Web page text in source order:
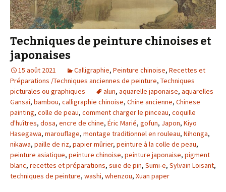
Techniques de peinture chinoises et
japonaises
15 août 2021 Calligraphie, Peinture chinoise, Recettes et
Préparations /Techniques anciennes de peinture, Techniques
picturales ou graphiques
alun, aquarelle japonaise, aquarelles
Gansai, bambou, calligraphie chinoise, Chine ancienne, Chinese
painting, colle de peau, comment charger le pinceau, coquille
d'huîtres, dosa, encre de chine, Éric Marié, gofun, Japon, Kiyo
Hasegawa, marouflage, montage traditionnel en rouleau, Nihonga,
nikawa, paille de riz, papier mûrier, peinture à la colle de peau,
peinture asiatique, peinture chinoise, peinture japonaise, pigment
blanc, recettes et préparations, suie de pin, Sumi-e, Sylvain Loisant,
techniques de peinture, washi, whenzou, Xuan paper